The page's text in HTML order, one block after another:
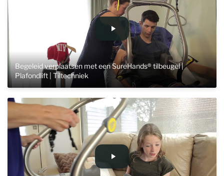
Begeleid verplaatsen met een SureHands® tilbeugel |
Plafondlift | Tiltechniek